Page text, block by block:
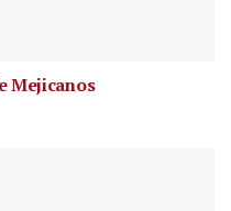
Mejicanos